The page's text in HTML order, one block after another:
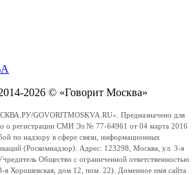
2026 © «Говорит Москва»
GOVORITMOSKVA.RU». Предназначено для
о регистрации СМИ Эл № 77-64961 от 04 марта 2016
по надзору в сфере связи, информационных
(Роскомнадзор). Адрес: 123298, Москва, ул. 3-я
Общество с ограниченной ответственностью
Хорошевская, дом 12, пом. 22). Доменное имя сайта